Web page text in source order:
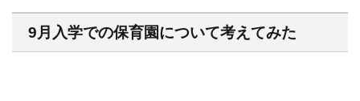
9月入学での保育園について考えてみた